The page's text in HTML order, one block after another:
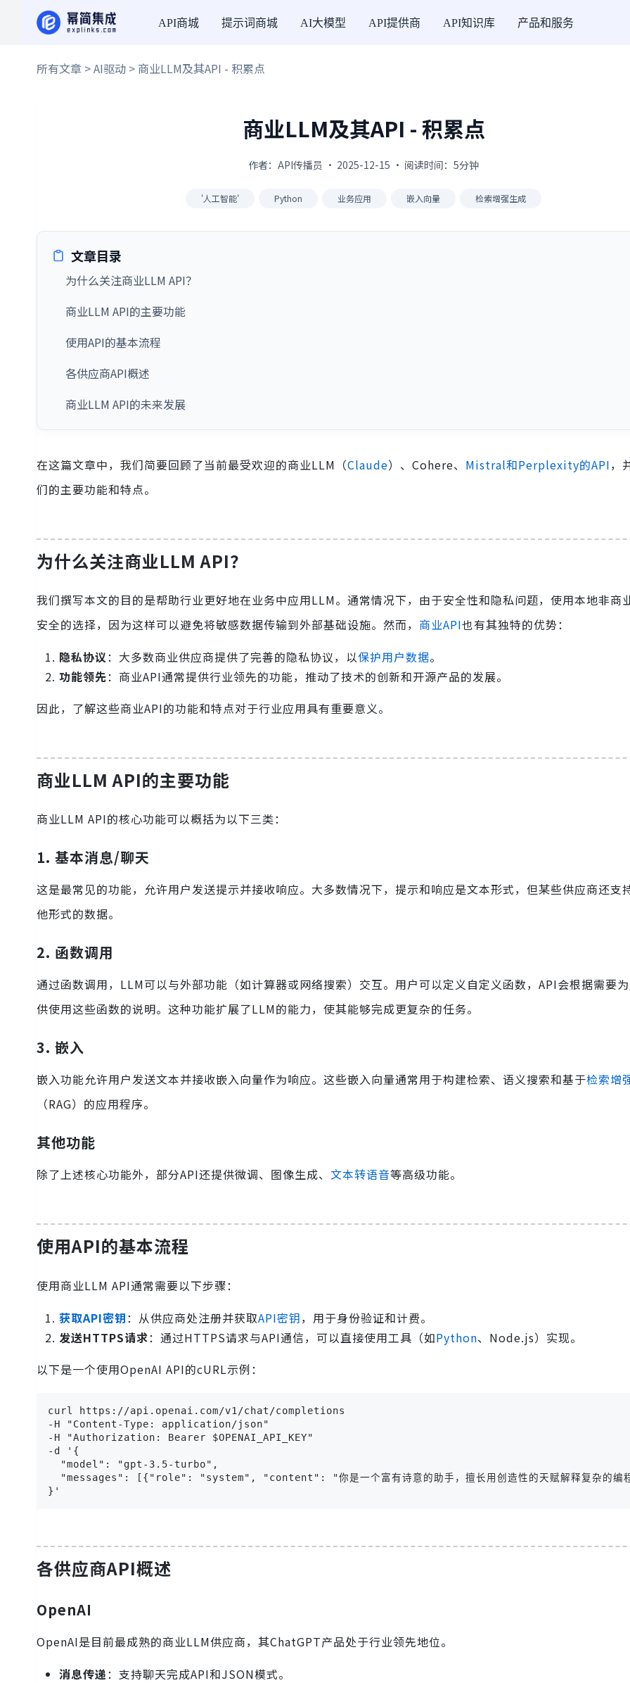
API商城 提示词商城 AI大模型 API提供商 API知识库 产品和服务
所有文章 >AI驱动 > 商业LLM及其API - 积累点
商业LLM及其API - 积累点
作者：API传播员 · 2025-12-15 · 阅读时间：5分钟
'人工智能' Python 业务应用 嵌入向量 检索增强生成
文章目录
为什么关注商业LLM API？
商业LLM API的主要功能
使用API的基本流程
各供应商API概述
商业LLM API的未来发展
在这篇文章中，我们简要回顾了当前最受欢迎的商业LLM（Claude）、Cohere、 Mistral和Perplexity的API，
们的主要功能和特点。
为什么关注商业LLM API？
我们撰写本文的目的是帮助行业更好地在业务中应用LLM。通常情况下，由于安全性和隐私问题，使用本地非商
安全的选择，因为这样可以避免将敏感数据传输到外部基础设施。然而， 商业API也有其独特的优势：
隐私协议：大多数商业供应商提供了完善的隐私协议，以保护用户数据。
功能领先：商业API通常提供行业领先的功能，推动了技术的创新和开源产品的发展。
因此，了解这些商业API的功能和特点对于行业应用具有重要意义。
商业LLM API的主要功能
商业LLM API的核心功能可以概括为以下三类：
1. 基本消息/聊天
这是最常见的功能，允许用户发送提示并接收响应。大多数情况下，提示和响应是文本形式，但某些供应商还支
他形式的数据。
2. 函数调用
通过函数调用，LLM可以与外部功能（如计算器或网络搜索）交互。用户可以定义自定义函数，API会根据需要
供使用这些函数的说明。这种功能扩展了LLM的能力，使其能够完成更复杂的任务。
3. 嵌入
嵌入功能允许用户发送文本并接收嵌入向量作为响应。这些嵌入向量通常用于构建检索、语义搜索和基于检索增
（RAG）的应用程序。
其他功能
除了上述核心功能外，部分API还提供微调、图像生成、 文本转语音等高级功能。
使用API的基本流程
使用商业LLM API通常需要以下步骤：
获取API密钥：从供应商处注册并获取API密钥，用于身份验证和计费。
发送HTTPS请求：通过HTTPS请求与API通信，可以直接使用工具（如Python、Node.js）实现。
以下是一个使用OpenAI API的cURL示例：
curl https://api.openai.com/v1/chat/completions
-H "Content-Type: application/json"
-H "Authorization: Bearer $OPENAI_API_KEY"
-d '{
  "model": "gpt-3.5-turbo",
"messages": [{"role": "system", "content": "你是一个富有诗意的助手，擅长用创造性的天赋解释复杂的编
}'
各供应商API概述
OpenAI
OpenAI是目前最成熟的商业LLM供应商，其ChatGPT产品处于行业领先地位。
消息传递：支持聊天完成API和JSON模式。